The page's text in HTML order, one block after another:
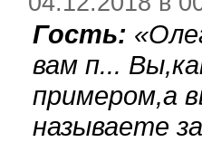
Гость: «
вам п...
примером,а
называете